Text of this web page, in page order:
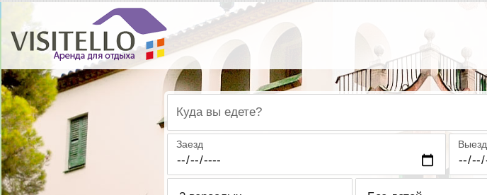
Куда вы едете?
Заезд Выезд